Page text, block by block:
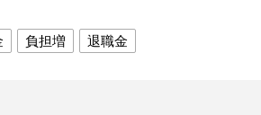
負担増 退職金